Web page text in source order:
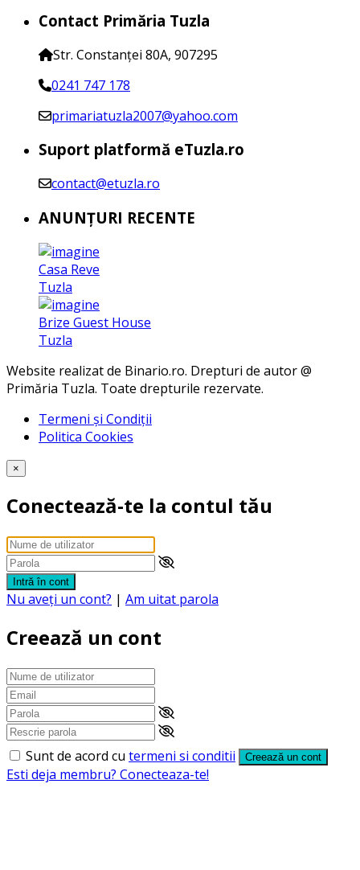
Contact Primăria Tuzla
Str. Constanței 80A, 907295
0241 747 178
primariatuzla2007@yahoo.com
Suport platformă eTuzla.ro
contact@etuzla.ro
ANUNȚURI RECENTE
Casa Reve
Tuzla
Brize Guest House
Tuzla
Website realizat de Binario.ro. Drepturi de autor @
Primăria Tuzla. Toate drepturile rezervate.
Termeni și Condiții
Politica Cookies
×
Conectează-te la contul tău
Intră în cont
Nu aveți un cont? | Am uitat parola
Creează un cont
Sunt de acord cu termeni si conditii Creează un cont
Esti deja membru? Conecteaza-te!